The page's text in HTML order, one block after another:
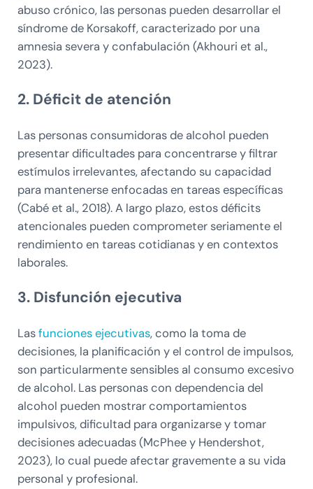
abuso crónico, las personas pueden desarrollar el
síndrome de Korsakoff, caracterizado por una
amnesia severa y confabulación (Akhouri et al.,
2023).
2. Déficit de atención
Las personas consumidoras de alcohol pueden
presentar dificultades para concentrarse y filtrar
estímulos irrelevantes, afectando su capacidad
para mantenerse enfocadas en tareas específicas
(Cabé et al., 2018). A largo plazo, estos déficits
atencionales pueden comprometer seriamente el
rendimiento en tareas cotidianas y en contextos
laborales.
3. Disfunción ejecutiva
Lasfunciones ejecutivas, como la toma de
decisiones, la planificación y el control de impulsos,
son particularmente sensibles al consumo excesivo
de alcohol. Las personas con dependencia del
alcohol pueden mostrar comportamientos
impulsivos, dificultad para organizarse y tomar
decisiones adecuadas (McPhee y Hendershot,
2023), lo cual puede afectar gravemente a su vida
personal y profesional.